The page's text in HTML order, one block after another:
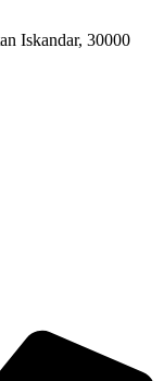
Iskandar, 30000